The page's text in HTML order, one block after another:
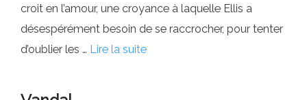
croit en l’amour, une croyance à laquelle Ellis a
désespérément besoin de se raccrocher, pour tenter
d’oublier les … Lire la suite